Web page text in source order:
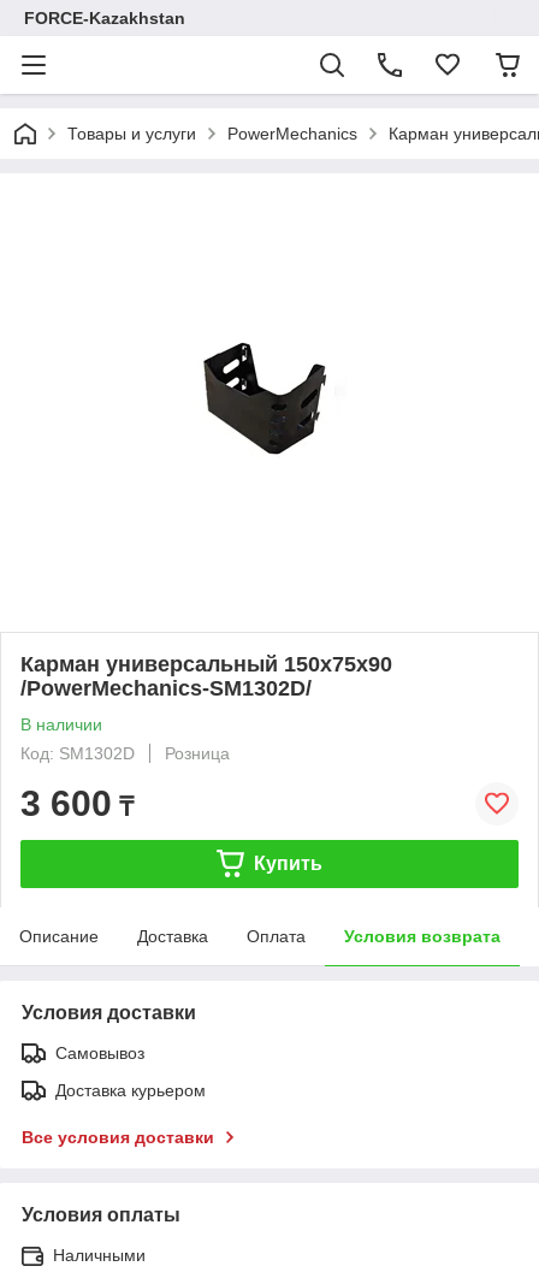
FORCE-Kazakhstan
Товары и услуги PowerMechanics Карман
Карман универсальный 150х75х90
/PowerMechanics-SM1302D/
В наличии
Код: SM1302D
Розница
3 600 ₸
Купить
Описание Доставка Оплата Условия возврата
Условия доставки
Самовывоз
Доставка курьером
Все условия доставки
Условия оплаты
Наличными